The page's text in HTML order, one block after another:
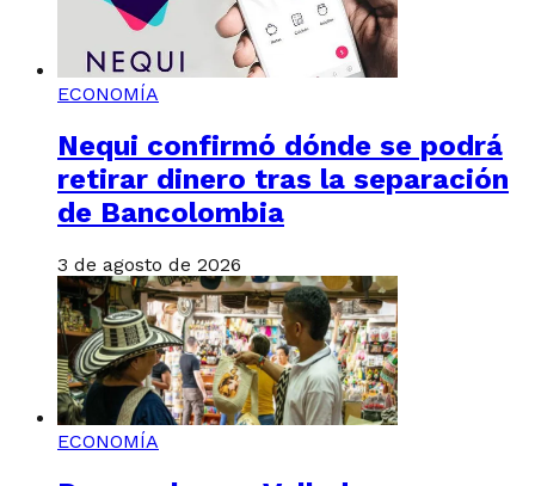
ECONOMÍA
Nequi confirmó dónde se podrá
retirar dinero tras la separación
de Bancolombia
3 de agosto de 2026
ECONOMÍA